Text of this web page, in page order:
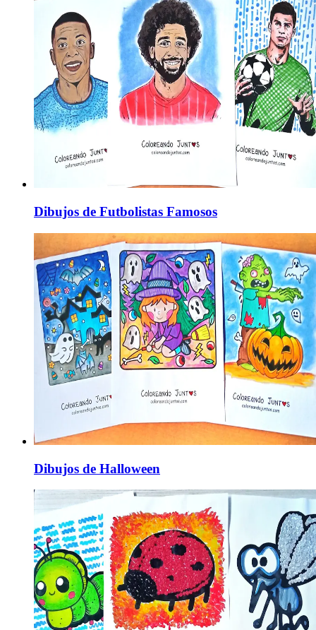
Dibujos de Futbolistas Famosos
Dibujos de Halloween